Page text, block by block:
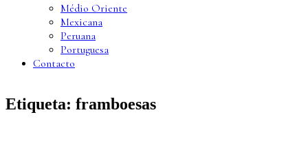
Médio Oriente
Mexicana
Peruana
Portuguesa
Contacto
Etiqueta: framboesas